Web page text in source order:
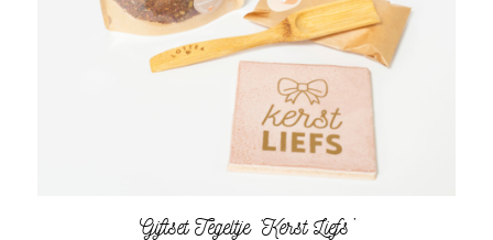
Giftset Tegeltje ‘Kerst Liefs’